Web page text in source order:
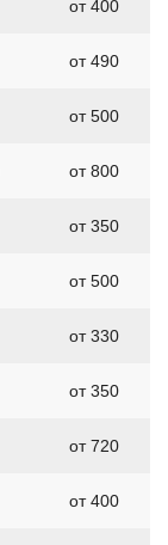
от 400
от 490
от 500
от 800
от 350
от 500
от 330
от 350
от 720
от 400